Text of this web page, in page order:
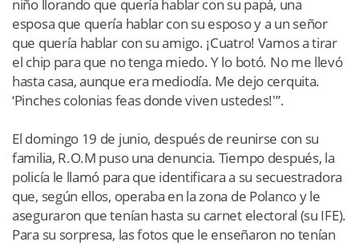
niño llorando que quería hablar con su papá, una
esposa que quería hablar con su esposo y a un señor
que quería hablar con su amigo. ¡Cuatro! Vamos a tirar
el chip para que no tenga miedo. Y lo botó. No me llevó
hasta casa, aunque era mediodía. Me dejo cerquita.
‘Pinches colonias feas donde viven ustedes!'”.
El domingo 19 de junio, después de reunirse con su
familia, R.O.M puso una denuncia. Tiempo después, la
policía le llamó para que identificara a su secuestradora
que, según ellos, operaba en la zona de Polanco y le
aseguraron que tenían hasta su carnet electoral (su IFE).
Para su sorpresa, las fotos que le enseñaron no tenían